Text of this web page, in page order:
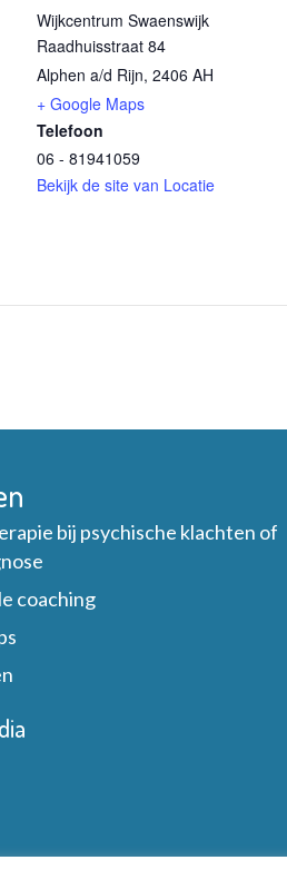
Wijkcentrum Swaenswijk
Raadhuisstraat 84
Alphen a/d Rijn, 2406 AH
+ Google Maps
Telefoon
06 - 81941059
Bekijk de site van Locatie
bij psychische klachten of
coaching